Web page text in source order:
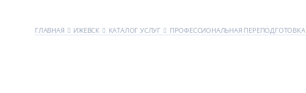
ГЛАВНАЯ ИЖЕВСК КАТАЛОГ УСЛУГ ПРОФЕССИОНАЛЬНАЯ ПЕРЕПОДГОТОВКА